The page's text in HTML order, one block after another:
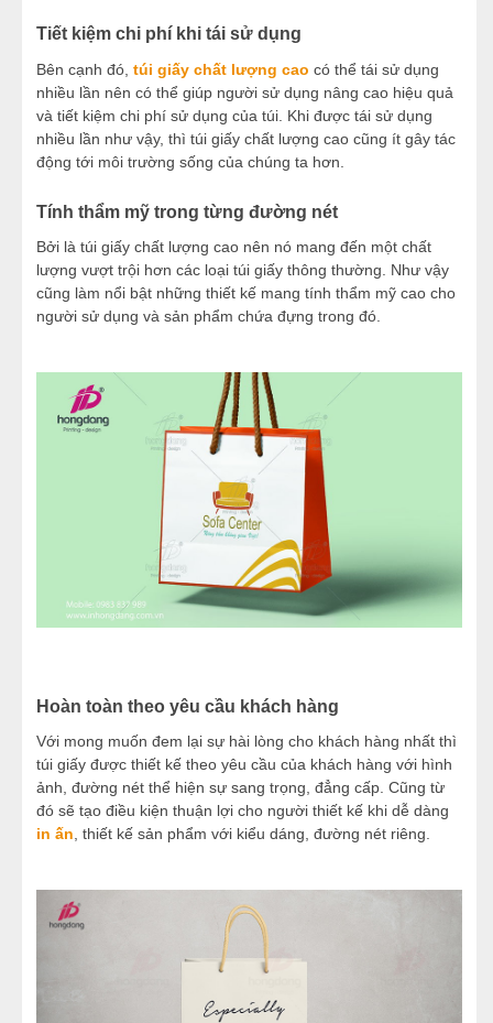
Tiết kiệm chi phí khi tái sử dụng
Bên cạnh đó, túi giấy chất lượng cao có thể tái sử dụng
nhiều lần nên có thể giúp người sử dụng nâng cao hiệu quả
và tiết kiệm chi phí sử dụng của túi. Khi được tái sử dụng
nhiều lần như vậy, thì túi giấy chất lượng cao cũng ít gây tác
động tới môi trường sống của chúng ta hơn.
Tính thẩm mỹ trong từng đường nét
Bởi là túi giấy chất lượng cao nên nó mang đến một chất
lượng vượt trội hơn các loại túi giấy thông thường. Như vậy
cũng làm nổi bật những thiết kế mang tính thẩm mỹ cao cho
người sử dụng và sản phẩm chứa đựng trong đó.
Hoàn toàn theo yêu cầu khách hàng
Với mong muốn đem lại sự hài lòng cho khách hàng nhất thì
túi giấy được thiết kế theo yêu cầu của khách hàng với hình
ảnh, đường nét thể hiện sự sang trọng, đẳng cấp. Cũng từ
đó sẽ tạo điều kiện thuận lợi cho người thiết kế khi dễ dàng
in ấn , thiết kế sản phẩm với kiểu dáng, đường nét riêng.